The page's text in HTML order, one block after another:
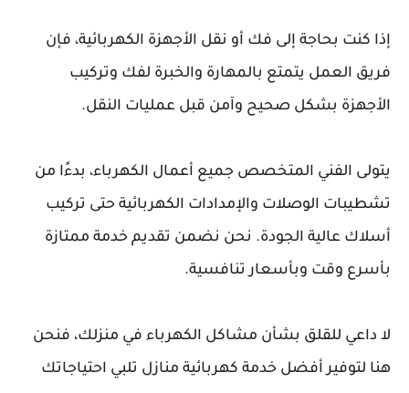
إذا كنت بحاجة إلى فك أو نقل الأجهزة الكهربائية، فإن
فريق العمل يتمتع بالمهارة والخبرة لفك وتركيب
الأجهزة بشكل صحيح وآمن قبل عمليات النقل.
يتولى الفني المتخصص جميع أعمال الكهرباء، بدءًا من
تشطيبات الوصلات والإمدادات الكهربائية حتى تركيب
أسلاك عالية الجودة. نحن نضمن تقديم خدمة ممتازة
بأسرع وقت وبأسعار تنافسية.
لا داعي للقلق بشأن مشاكل الكهرباء في منزلك، فنحن
هنا لتوفير أفضل خدمة كهربائية منازل تلبي احتياجاتك